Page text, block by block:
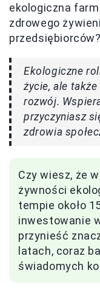
ekologiczna
zdrowego
przedsiębiorców?
Ekologiczne
życie, ale
rozwój.
przyczyniasz
zdrowia
Czy wiesz, że
żywności
tempie około
inwestowanie
przynieść
latach, coraz
świadomych